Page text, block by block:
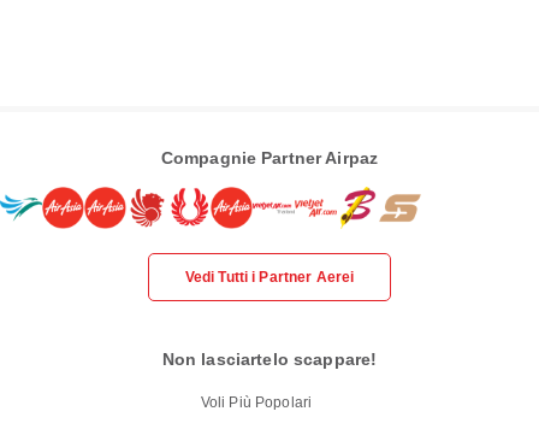
Compagnie Partner Airpaz
Vedi Tutti i Partner Aerei
Non lasciartelo scappare!
Voli Più Popolari